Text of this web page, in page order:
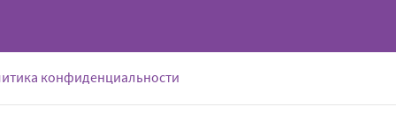
конфиденциальности